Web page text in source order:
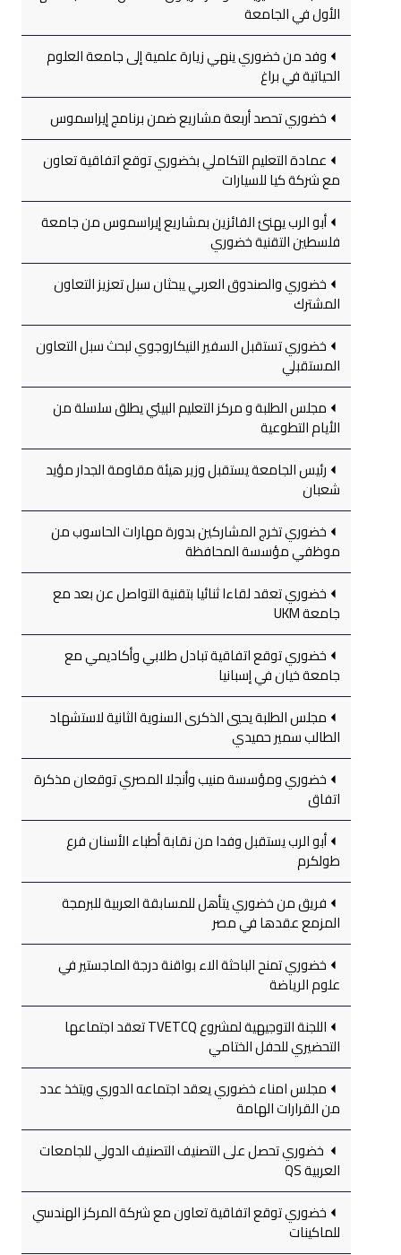
الأول في الجامعة
وفد من خضوري ينهي زيارة علمية إلى جامعة العلوم
الحياتية في براغ
خضوري تحصد أربعة مشاريع ضمن برنامج إيراسموس
عمادة التعليم التكاملي بخضوري توقع اتفاقية تعاون
مع شركة كيا للسيارات
أبو الرب يهنئ الفائزين بمشاريع إيراسموس من جامعة
فلسطين التقنية خضوري
خضوري والصندوق العربي يبحثان سبل تعزيز التعاون
المشترك
خضوري تستقبل السفير النيكاروجوي لبحث سبل التعاون
المستقبلي
مجلس الطلبة و مركز التعليم البيئي يطلق سلسلة من
الأيام التطوعية
رئيس الجامعة يستقبل وزير هيئة مقاومة الجدار مؤيد
شعبان
خضوري تخرج المشاركين بدورة مهارات الحاسوب من
موظفي مؤسسة المحافظة
خضوري تعقد لقاءا ثنائيا بتقنية التواصل عن بعد مع
جامعة UKM
خضوري توقع اتفاقية تبادل طلابي وأكاديمي مع
جامعة خيان في إسبانيا
مجلس الطلبة يحيي الذكرى السنوية الثانية لاستشهاد
الطالب سمير حميدي
خضوري ومؤسسة منيب وأنجلا المصري توقعان مذكرة
اتفاق
أبو الرب يستقبل وفدا من نقابة أطباء الأسنان فرع
طولكرم
فريق من خضوري يتأهل للمسابقة العربية للبرمجة
المزمع عقدها في مصر
خضوري تمنح الباحثة الاء بواقنة درجة الماجستير في
علوم الرياضة
اللجنة التوجيهية لمشروع TVETCQ تعقد اجتماعها
التحضيري للحفل الختامي
مجلس امناء خضوري يعقد اجتماعه الدوري ويتخذ عدد
من القرارات الهامة
خضوري تحصل على التصنيف التصنيف الدولي للجامعات
العربية QS
خضوري توقع اتفاقية تعاون مع شركة المركز الهندسي
للماكينات